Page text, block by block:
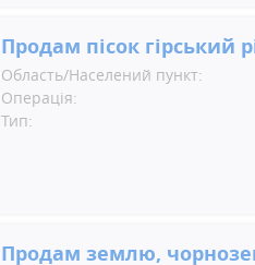
Продам пісок гірський
Область/Населений пункт:
Операція:
Тип:
Продам землю,